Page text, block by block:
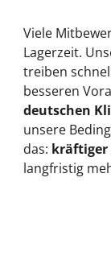
Viele
Lagerzeit.
treiben
besseren
deutschen
unsere
das: kräftiger
langfristig